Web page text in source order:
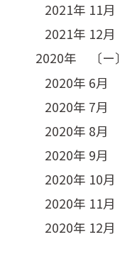
2021年 11月
2021年 12月
2020年 〔ー〕
2020年 6月
2020年 7月
2020年 8月
2020年 9月
2020年 10月
2020年 11月
2020年 12月